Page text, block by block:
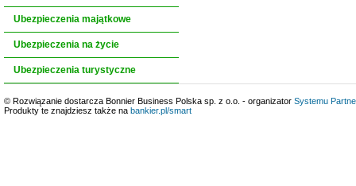
Ubezpieczenia majątkowe
Ubezpieczenia na życie
Ubezpieczenia turystyczne
© Rozwiązanie dostarcza Bonnier Business Polska sp. z o.o. - organizator Systemu
Produkty te znajdziesz także na bankier.pl/smart